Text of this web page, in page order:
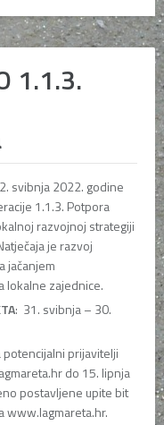
1.1.3.
svibnja 2022. godine
1.1.3. Potpora
razvojnoj strategiji
je razvoj
jačanjem
lokalne zajednice.
: 31. svibnja – 30.
potencijalni prijavitelji
do 15. lipnja
postavljene upite bit
www.lagmareta.hr.